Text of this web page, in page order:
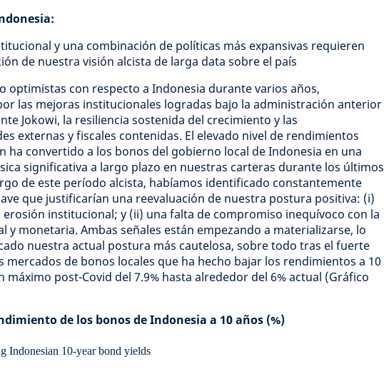
y una combinación de políticas más expansivas requieren
de nuestra visión alcista de larga data sobre el país
optimistas con respecto a Indonesia durante varios años,
las mejoras institucionales logradas bajo la administración anterior
Jokowi, la resiliencia sostenida del crecimiento y las
externas y fiscales contenidas. El elevado nivel de rendimientos
ha convertido a los bonos del gobierno local de Indonesia en una
significativa a largo plazo en nuestras carteras durante los últimos
de este período alcista, habíamos identificado constantemente
que justificarían una reevaluación de nuestra postura positiva: (i)
erosión institucional; y (ii) una falta de compromiso inequívoco con la
y monetaria. Ambas señales están empezando a materializarse, lo
nuestra actual postura más cautelosa, sobre todo tras el fuerte
mercados de bonos locales que ha hecho bajar los rendimientos a 10
máximo post-Covid del 7.9% hasta alrededor del 6% actual (Gráfico
de los bonos de Indonesia a 10 años (%)